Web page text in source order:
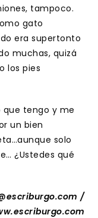
tampoco.
gato
era supertonto
muchas, quizá
los pies
que tengo y me
un bien
solo
¿Ustedes qué
/